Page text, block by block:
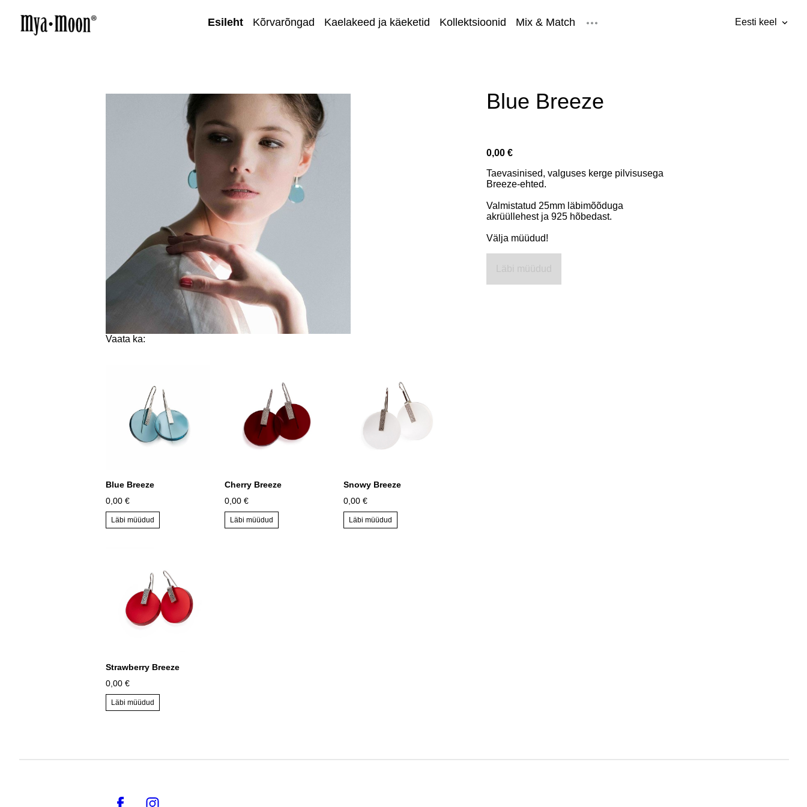
Esileht Kõrvarõngad Kaelakeed ja käeketid Kollektsioonid Mix & Match Eesti keel
Vaata ka:
Blue Breeze
0,00 €
Läbi müüdud
Cherry Breeze
0,00 €
Läbi müüdud
Snowy Breeze
0,00 €
Läbi müüdud
Strawberry Breeze
0,00 €
Läbi müüdud
Blue Breeze
0,00 €
Taevasinised, valguses kerge pilvisusega
Breeze-ehted.
Valmistatud 25mm läbimõõduga
akrüüllehest ja 925 hõbedast.
Välja müüdud!